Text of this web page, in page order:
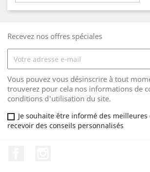
Recevez nos offres spéciales
Vous pouvez vous désinscrire à tout
trouverez pour cela nos informations de
conditions d'utilisation du site.
Je souhaite être informé des
recevoir des conseils personnalisés